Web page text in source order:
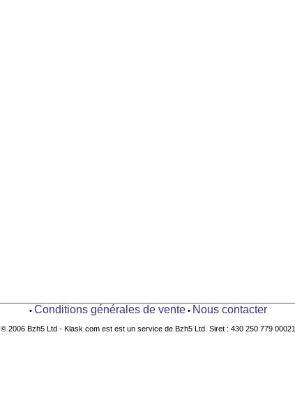
• Conditions générales de vente• Nous contacter
© 2006 Bzh5 Ltd - Klask.com est est un service de Bzh5 Ltd. Siret : 430 250 779 00021